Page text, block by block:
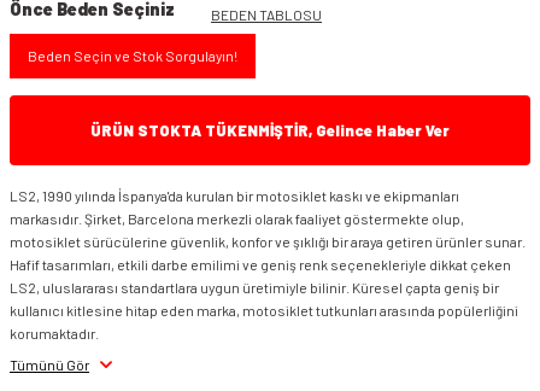
Önce Beden Seçiniz BEDEN TABLOSU
Beden Seçin ve Stok Sorgulayın!
ÜRÜN STOKTA TÜKENMİŞTİR, Gelince Haber Ver
LS2, 1990 yılında İspanya'da kurulan bir motosiklet kaskı ve ekipmanları
markasıdır. Şirket, Barcelona merkezli olarak faaliyet göstermekte olup,
motosiklet sürücülerine güvenlik, konfor ve şıklığı bir araya getiren ürünler sunar.
Hafif tasarımları, etkili darbe emilimi ve geniş renk seçenekleriyle dikkat çeken
LS2, uluslararası standartlara uygun üretimiyle bilinir. Küresel çapta geniş bir
kullanıcı kitlesine hitap eden marka, motosiklet tutkunları arasında popülerliğini
korumaktadır.
Tümünü Gör